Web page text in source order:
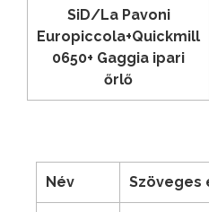
SiD/La Pavoni
Europiccola+Quickmill
0650+ Gaggia ipari
őrlő
Név Szöveges